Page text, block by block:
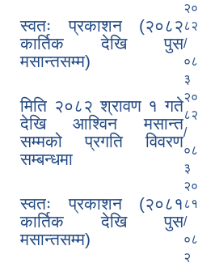
स्वतः प्रकाशन (२०८२
कार्तिक देखि पुस
मसान्तसम्म)
२०
८२
/
०८
३
मिति २०८२ श्रावण १ गते
देखि आश्विन मसान्त
सम्मको प्रगति विवरण
सम्बन्धमा
२०
८२
/
०८
३
स्वतः प्रकाशन (२०८१
कार्तिक देखि पुस
मसान्तसम्म)
२०
८१
/
०८
२